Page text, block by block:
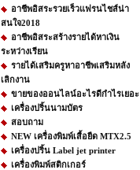
อาชีพอิสระรวยเร็วแฟรนไชส์น่า
สนใจ2018
อาชีพอิสระสร้างรายได้หาเงิน
ระหว่างเรียน
รายได้เสริมครูหาอาชีพเสริมหลัง
เลิกงาน
ขายของออนไลน์อะไรดีกําไรเยอะ
เครื่องปริ้นนามบัตร
สอบถาม
NEW เครื่องพิมพ์เสื้อยืด MTX2.5
เครื่องปริ้น Label jet printer
เครื่องพิมพ์สติกเกอร์